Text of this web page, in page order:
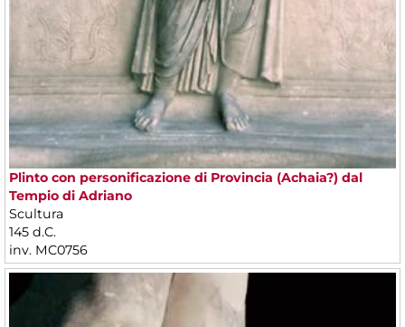
Plinto con personificazione di Provincia (Achaia?) dal
Tempio di Adriano
Scultura
145 d.C.
inv. MC0756